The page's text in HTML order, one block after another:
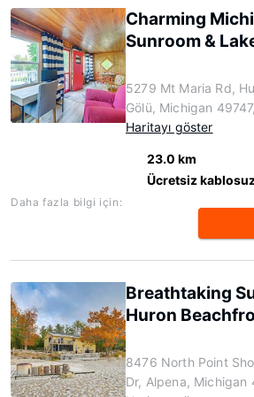
Charming
Sunroom &
5279 Mt Maria Rd,
Gölü, Michigan
Haritayı göster
23.0 km
Ücretsiz
Daha fazla bilgi için:
Breathtaking
Huron
8476 North Point
Dr, Alpena, Michigan